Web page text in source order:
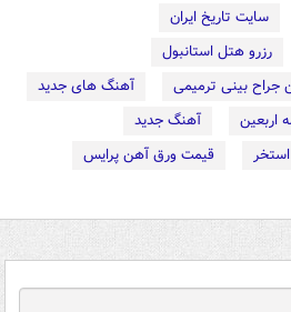
سایت تاریخ ایران
رزرو هتل استانبول
جراح بینی ترمیمی
آهنگ های جدید
اربعین
آهنگ جدید
قیمت ورق آهن پرایس